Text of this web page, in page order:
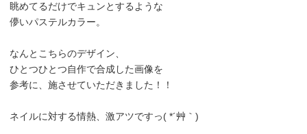
眺めてるだけでキュンとするような
儚いパステルカラー。
なんとこちらのデザイン、
ひとつひとつ自作で合成した画像を
参考に、施させていただきました！！
ネイルに対する情熱、激アツですっ( *´艸｀)